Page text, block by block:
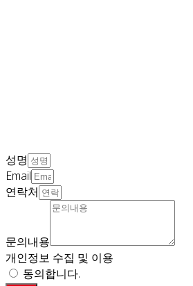
성명
Email
연락처
문의내용
개인정보 수집 및 이용
동의합니다.